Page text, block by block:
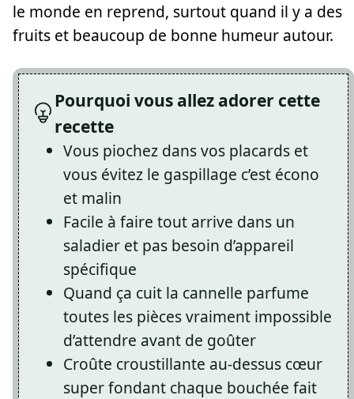
le monde en reprend, surtout quand il y a des
fruits et beaucoup de bonne humeur autour.
Pourquoi vous allez adorer cette
recette
Vous piochez dans vos placards et
vous évitez le gaspillage c’est écono
et malin
Facile à faire tout arrive dans un
saladier et pas besoin d’appareil
spécifique
Quand ça cuit la cannelle parfume
toutes les pièces vraiment impossible
d’attendre avant de goûter
Croûte croustillante au-dessus cœur
super fondant chaque bouchée fait